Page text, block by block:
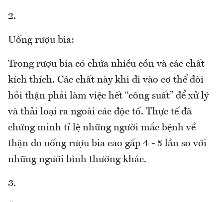
2.
Uống rượu bia:
Trong rượu bia có chứa nhiều cồn và các chất
kích thích. Các chất này khi đi vào cơ thể đòi
hỏi thận phải làm việc hết “công suất” để xử lý
và thải loại ra ngoài các độc tố. Thực tế đã
chứng minh tỉ lệ những người mắc bệnh về
thận do uống rượu bia cao gấp 4 - 5 lần so với
những người bình thường khác.
3.